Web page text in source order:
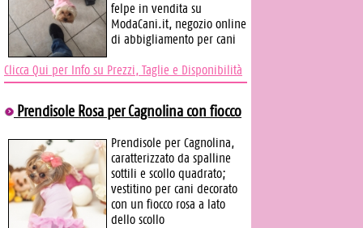
felpe in vendita su
ModaCani.it, negozio online
di abbigliamento per cani
Clicca Qui per Info su Prezzi, Taglie e Disponibilità
Prendisole Rosa per Cagnolina con fiocco
Prendisole per Cagnolina,
caratterizzato da spalline
sottili e scollo quadrato;
vestitino per cani decorato
con un fiocco rosa a lato
dello scollo